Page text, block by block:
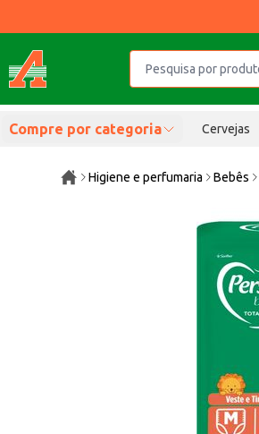
Compre por categoria Cervejas
Higiene e perfumaria Bebês